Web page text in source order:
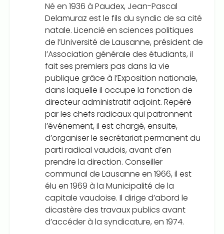
Né en 1936 à Paudex, Jean-Pascal
Delamuraz est le fils du syndic de sa cité
natale. Licencié en sciences politiques
de l’Université de Lausanne, président de
l’Association générale des étudiants, il
fait ses premiers pas dans la vie
publique grâce à l’Exposition nationale,
dans laquelle il occupe la fonction de
directeur administratif adjoint. Repéré
par les chefs radicaux qui patronnent
l’événement, il est chargé, ensuite,
d’organiser le secrétariat permanent du
parti radical vaudois, avant d’en
prendre la direction. Conseiller
communal de Lausanne en 1966, il est
élu en 1969 à la Municipalité de la
capitale vaudoise. Il dirige d’abord le
dicastère des travaux publics avant
d’accéder à la syndicature, en 1974.